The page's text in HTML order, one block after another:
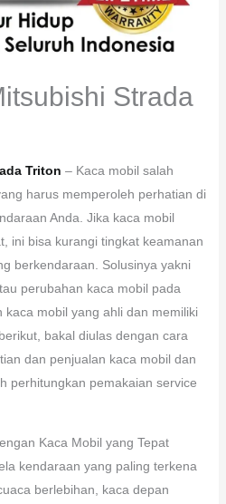
Strada
Triton – Kaca mobil salah
harus memperoleh perhatian di
Anda. Jika kaca mobil
ini bisa kurangi tingkat keamanan
berkendaraan. Solusinya yakni
perubahan kaca mobil pada
mobil yang ahli dan memiliki
bakal diulas dengan cara
dan penjualan kaca mobil dan
perhitungkan pemakaian service
Kaca Mobil yang Tepat
kendaraan yang paling terkena
berlebihan, kaca depan